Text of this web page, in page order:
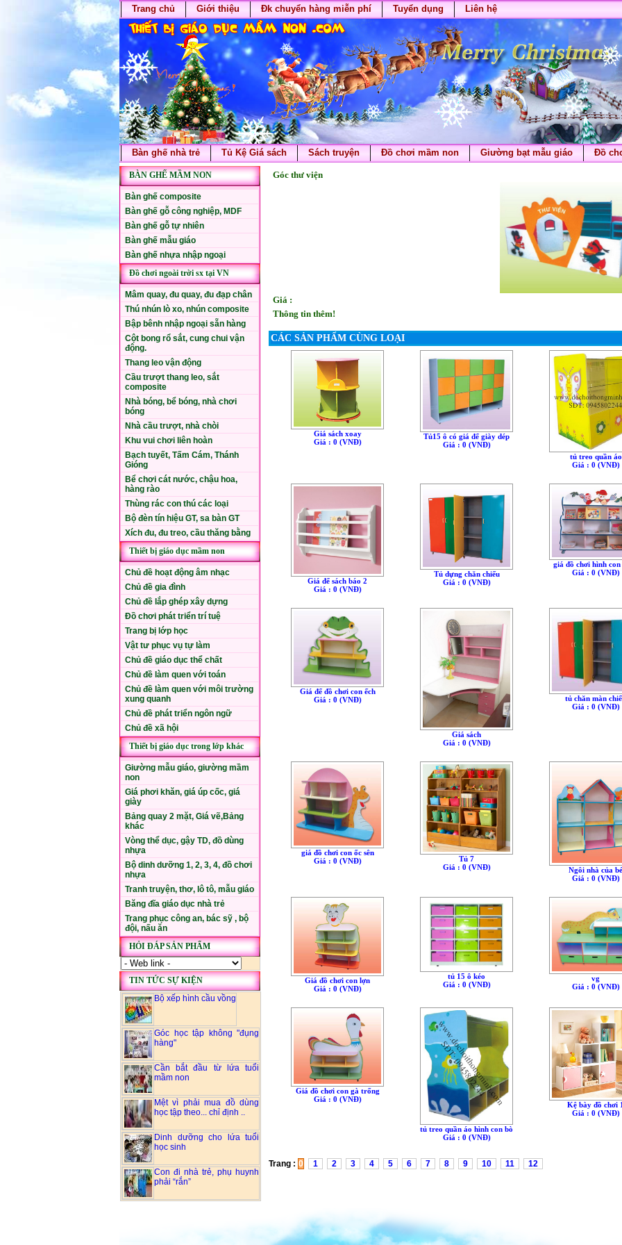
Trang chủ Giới thiệu Đk chuyển hàng miễn phí Tuyển dụng Liên hệ
Bàn ghế nhà trẻ Tủ Kệ Giá sách Sách truyện Đồ chơi mầm non Giường bạt mẫu giáo Đồ
BÀN GHẾ MẦM NON
Bàn ghế composite
Bàn ghế gỗ công nghiệp, MDF
Bàn ghế gỗ tự nhiên
Bàn ghế mẫu giáo
Bàn ghế nhựa nhập ngoại
Đồ chơi ngoài trời sx tại VN
Mâm quay, đu quay, đu đạp chân
Thú nhún lò xo, nhún composite
Bập bênh nhập ngoại sẵn hàng
Cột bong rổ sắt, cung chui vận
động.
Thang leo vận động
Cầu trượt thang leo, sắt
composite
Nhà bóng, bể bóng, nhà chơi
bóng
Nhà cầu trượt, nhà chòi
Khu vui chơi liên hoàn
Bạch tuyết, Tấm Cám, Thánh
Gióng
Bể chơi cát nước, chậu hoa,
hàng rào
Thùng rác con thú các loại
Bộ đèn tín hiệu GT, sa bàn GT
Xích đu, đu treo, cầu thăng bằng
Thiết bị giáo dục mầm non
Chủ đề hoạt động âm nhạc
Chủ đề gia đình
Chủ đề lắp ghép xây dựng
Đồ chơi phát triển trí tuệ
Trang bị lớp học
Vật tư phục vụ tự làm
Chủ đề giáo dục thể chất
Chủ đề làm quen với toán
Chủ đề làm quen với môi trường
xung quanh
Chủ đề phát triển ngôn ngữ
Chủ đề xã hội
Thiết bị giáo dục trong lớp khác
Giường mẫu giáo, giường mầm
non
Giá phơi khăn, giá úp cốc, giá
giày
Bảng quay 2 mặt, Giá vẽ,Bảng
khác
Vòng thể dục, gậy TD, đồ dùng
nhựa
Bộ dinh dưỡng 1, 2, 3, 4, đồ chơi
nhựa
Tranh truyện, thơ, lô tô, mẫu giáo
Băng đĩa giáo dục nhà trẻ
Trang phục công an, bác sỹ , bộ
đội, nấu ăn
HỎI ĐÁP SẢN PHẨM
TIN TỨC SỰ KIỆN
Bộ xếp hình cầu vồng
Góc học tập không "đụng
hàng"
Cần bắt đầu từ lứa tuổi
mầm non
Mệt vì phải mua đồ dùng
học tập theo... chỉ định ..
Dinh dưỡng cho lứa tuổi
học sinh
Con đi nhà trẻ, phụ huynh
phải “rắn”
Góc thư viện
Giá :
Thông tin thêm!
CÁC SẢN PHẨM CÙNG LOẠI
Giá sách xoay
Giá : 0 (VNÐ)
Tủ15 ô có giá để giày dép
Giá : 0 (VNÐ)
tủ treo quần áo
Giá : 0 (VNÐ)
Giá để sách báo 2
Giá : 0 (VNÐ)
Tủ dựng chăn chiếu
Giá : 0 (VNÐ)
giá đồ chơi hình con
Giá : 0 (VNÐ)
Giá để đồ chơi con ếch
Giá : 0 (VNÐ)
Giá sách
Giá : 0 (VNÐ)
tủ chăn màn
Giá : 0 (VNÐ)
giá đồ chơi con ốc sên
Giá : 0 (VNÐ)
Tủ 7
Giá : 0 (VNÐ)
Ngôi nhà của
Giá : 0 (VNÐ)
Giá đồ chơi con lợn
Giá : 0 (VNÐ)
tủ 15 ô kéo
Giá : 0 (VNÐ)
vg
Giá : 0 (VNÐ)
Giá đồ chơi con gà trống
Giá : 0 (VNÐ)
tủ treo quần áo hình con bò
Giá : 0 (VNÐ)
Kệ bày đồ chơi
Giá : 0 (VNÐ)
Trang : 0 1 2 3 4 5 6 7 8 9 10 11 12